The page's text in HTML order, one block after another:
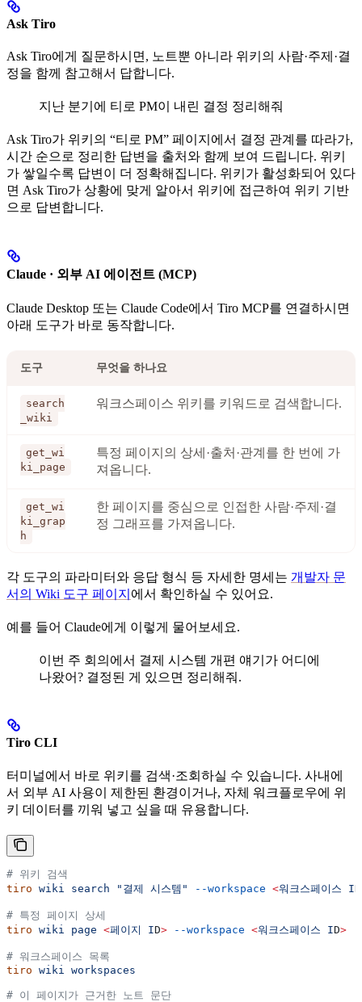
Ask Tiro
Ask Tiro에게 질문하시면, 노트뿐 아니라 위키의 사람·주제·결
정을 함께 참고해서 답합니다.
지난 분기에 티로 PM이 내린 결정 정리해줘
Ask Tiro가 위키의 “티로 PM” 페이지에서 결정 관계를 따라가,
시간 순으로 정리한 답변을 출처와 함께 보여 드립니다. 위키
가 쌓일수록 답변이 더 정확해집니다. 위키가 활성화되어 있다
면 Ask Tiro가 상황에 맞게 알아서 위키에 접근하여 위키 기반
으로 답변합니다.
Claude · 외부 AI 에이전트 (MCP)
Claude Desktop 또는 Claude Code에서 Tiro MCP를 연결하시면
아래 도구가 바로 동작합니다.
도구 무엇을 하나요
search
_wiki
워크스페이스 위키를 키워드로 검색합니다.
get_wi
ki_page
특정 페이지의 상세·출처·관계를 한 번에 가
져옵니다.
get_wi
ki_grap
h
한 페이지를 중심으로 인접한 사람·주제·결
정 그래프를 가져옵니다.
각 도구의 파라미터와 응답 형식 등 자세한 명세는 개발자 문
서의 Wiki 도구 페이지 에서 확인하실 수 있어요.
예를 들어 Claude에게 이렇게 물어보세요.
이번 주 회의에서 결제 시스템 개편 얘기가 어디에
나왔어? 결정된 게 있으면 정리해줘.
Tiro CLI
터미널에서 바로 위키를 검색·조회하실 수 있습니다. 사내에
서 외부 AI 사용이 제한된 환경이거나, 자체 워크플로우에 위
키 데이터를 끼워 넣고 싶을 때 유용합니다.
# 위키 검색
tiro wiki search "결제 시스템" --workspace <워크스페이스 ID
# 특정 페이지 상세
tiro wiki page <페이지 ID> --workspace <워크스페이스 ID>
# 워크스페이스 목록
tiro wiki workspaces
# 이 페이지가 근거한 노트 문단